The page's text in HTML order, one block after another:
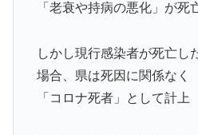
「老衰や持病の悪化」が死
しかし現行感染者が死亡し
場合、県は死因に関係なく
「コロナ死者」として計上